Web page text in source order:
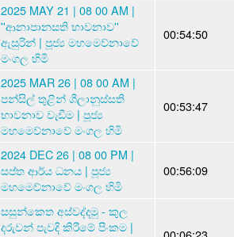
2025 MAY 21 | 08 00 AM |
''ආනාපානසති භාවනාව''
ඇසුරින් | පූජ්‍ය මහමෙව්නාවේ
මංගල හිමි
00:54:50
2025 MAR 26 | 08 00 AM |
පන්සිල් තුළින් ශීලානුස්සති
භාවනාව වැඩීම | පූජ්‍ය
මහමෙව්නාවේ මංගල හිමි
00:53:47
2024 DEC 26 | 08 00 PM |
සප්ත ආර්ය ධනය | පූජ්‍ය
මහමෙව්නාවේ මංගල හිමි
00:56:09
සසුන්කෙත අස්වද්දමු - කුල
දරුවන් පැවදි කිරීමේ පිංකම |